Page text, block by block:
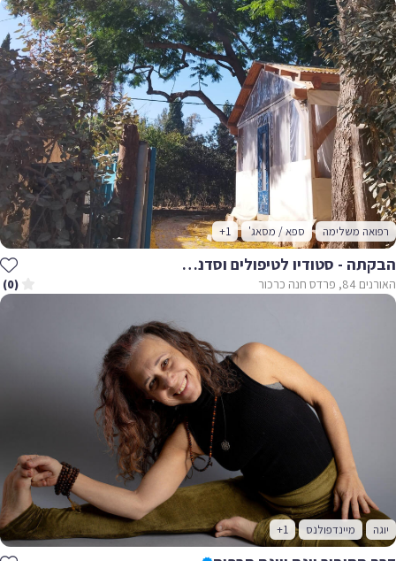
רפואה משלימה ספא / מסאג' +1
הבקתה - סטודיו לטיפולים וסדנאות
האורנים 84, פרדס חנה כרכור (0)
יוגה מיינדפולנס +1